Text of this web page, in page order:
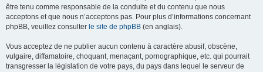
être tenu comme responsable de la conduite et du contenu que nous
acceptons et que nous n’acceptons pas. Pour plus d’informations concernant
phpBB, veuillez consulter le site de phpBB (en anglais).
Vous acceptez de ne publier aucun contenu à caractère abusif, obscène,
vulgaire, diffamatoire, choquant, menaçant, pornographique, etc. qui pourrait
transgresser la législation de votre pays, du pays dans lequel le serveur de